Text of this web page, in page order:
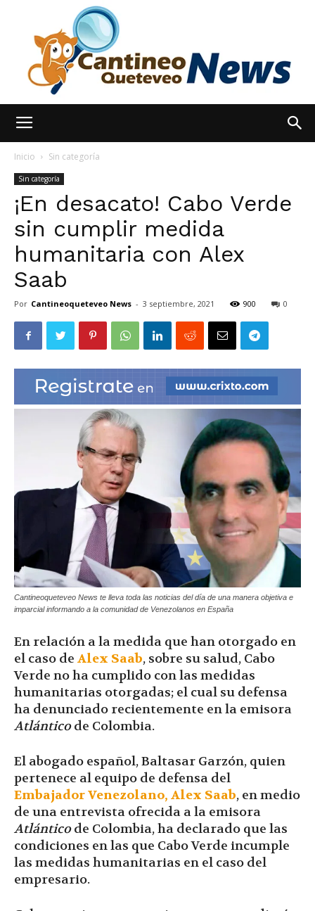
Noticias
hoy
|
Ultima
Inicio Sin categoría
Sin categoría
¡En desacato! Cabo Verde
sin cumplir medida
humanitaria con Alex
Saab
Por Cantineoqueteveo News - 3 septiembre, 2021 900 0
Cantineoqueteveo News te lleva toda las noticias del día de una manera objetiva e
imparcial informando a la comunidad de Venezolanos en España
En relación a la medida que han otorgado en
el caso de Alex Saab, sobre su salud, Cabo
Verde no ha cumplido con las medidas
humanitarias otorgadas; el cual su defensa
ha denunciado recientemente en la emisora
Atlánticode Colombia.
El abogado español, Baltasar Garzón, quien
pertenece al equipo de defensa del
Embajador Venezolano, Alex Saab, en medio
de una entrevista ofrecida a la emisora
Atlánticode Colombia, ha declarado que las
condiciones en las que Cabo Verde incumple
las medidas humanitarias en el caso del
empresario.